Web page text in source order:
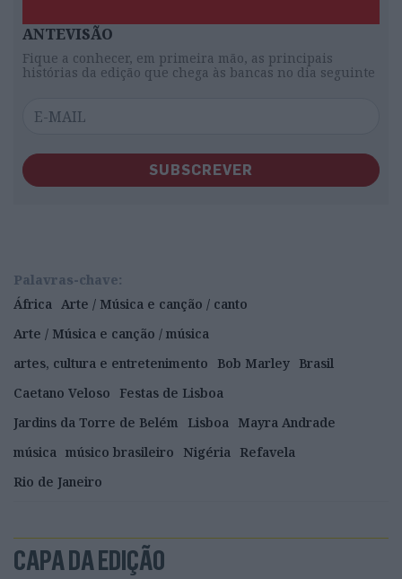
ANTEVISÃO
Fique a conhecer, em primeira mão, as principais
histórias da edição que chega às bancas no dia seguinte
SUBSCREVER
Palavras-chave:
África
Arte / Música e canção / canto
Arte / Música e canção / música
artes, cultura e entretenimento
Bob Marley Brasil
Caetano Veloso
Festas de Lisboa
Jardins da Torre de Belém
Lisboa
Mayra Andrade
música músico brasileiro Nigéria
Refavela
Rio de Janeiro
CAPA DA EDIÇÃO